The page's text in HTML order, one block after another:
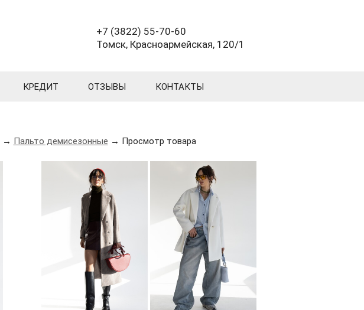
+7 (3822) 55-70-60
Томск, Красноармейская, 120/1
КРЕДИТ ОТЗЫВЫ КОНТАКТЫ
→ Пальто демисезонные → Просмотр товара